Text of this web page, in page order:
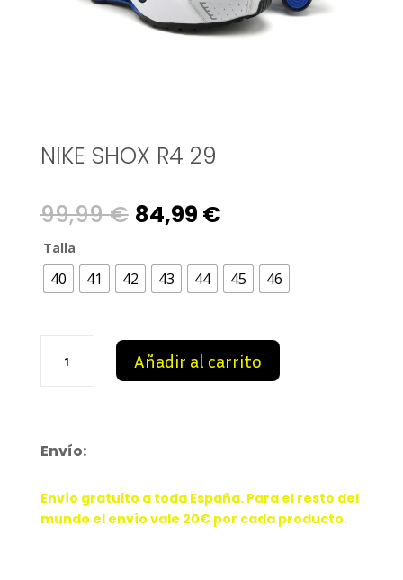
NIKE SHOX R4 29
99,99€ Original
was:
99,99 €.
84,99 €Current
is:
84,99 €.
Talla
40 41 42 43 44 45 46
SHOX
Añadir al carrito
Envío:
Envío gratuito a toda España. Para el resto del
mundo el envío vale 20€ por cada producto.